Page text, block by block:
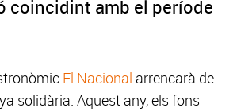
coincidint amb el període
El Nacional arrencarà de
solidària. Aquest any, els fons